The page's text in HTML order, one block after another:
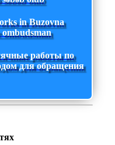
in Buzovna
работы по
для обращения